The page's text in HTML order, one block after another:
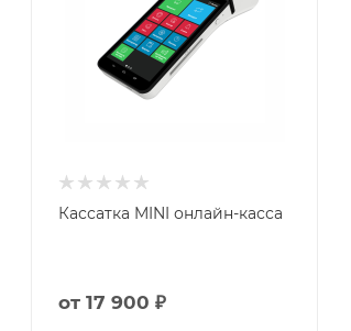
Кассатка MINI онлайн-касса
от17 900 ₽